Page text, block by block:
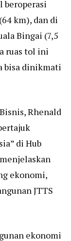
beroperasi
km), dan di
Bingai (7,5
ruas tol ini
bisa dinikmati
Rhenald
di Hub
ekonomi,
JTTS
ekonomi